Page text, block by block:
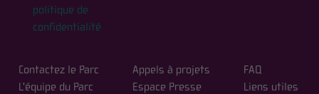
politique de
confidentialité
Contactez le Parc
L'équipe du Parc
Appels à projets
Espace Presse
FAQ
Liens utiles